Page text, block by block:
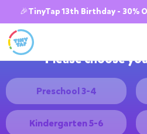
🎉TinyTap 13th Birthday - 30%
Please choose
Preschool 3-4
Kindergarten 5-6